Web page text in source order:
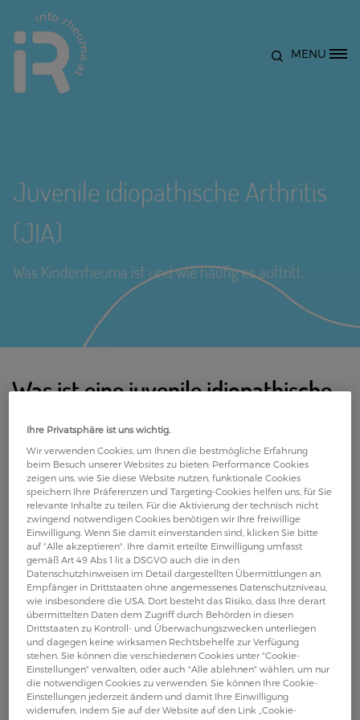
Site Logo MENU
Juvenile idiopathische Arthritis
(JIA)
Was Kinderrheuma ist und wie häufig es auftritt.
Was ist eine juvenile idiopathische
Arthritis?
Sind Kinder und Jugendliche unter 16 Jahren von
einer entzündlich-rheumatischen Erkrankung
betroffen, sprechen Mediziner von einer juvenilen
idiopathische Arthritis, kurz JIA. Juvenil steht
für „jugendlich“, idiopathisch bedeutet, dass die
Ursache nicht feststellbar ist. Eine Arthritis ist eine
Gelenkentzündung.
In Österreich leiden rund 1 700 Kinder an einer
rheumatisch-entzündlichen Gelenkserkrankung,
jedes Jahr kommen rund 140 Neuerkrankungen
hinzu.1Zur juvenilen idiopathischen Arthritis gehören
verschiedene Untergruppen von Kinderrheuma:
Ihre Privatsphäre ist uns wichtig.
Wir verwenden Cookies, um Ihnen die bestmögliche Erfahrung
beim Besuch unserer Websites zu bieten: Performance Cookies
zeigen uns, wie Sie diese Website nutzen, funktionale Cookies
speichern Ihre Präferenzen und Targeting-Cookies helfen uns, für Sie
relevante Inhalte zu teilen. Für die Aktivierung der technisch nicht
zwingend notwendigen Cookies benötigen wir Ihre freiwillige
Einwilligung. Wenn Sie damit einverstanden sind, klicken Sie bitte
auf "Alle akzeptieren". Ihre damit erteilte Einwilligung umfasst
gemäß Art 49 Abs 1 lit a DSGVO auch die in den
Datenschutzhinweisen im Detail dargestellten Übermittlungen an
Empfänger in Drittstaaten ohne angemessenes Datenschutzniveau,
wie insbesondere die USA. Dort besteht das Risiko, dass Ihre derart
übermittelten Daten dem Zugriff durch Behörden in diesen
Drittstaaten zu Kontroll- und Überwachungszwecken unterliegen
und dagegen keine wirksamen Rechtsbehelfe zur Verfügung
stehen. Sie können die verschiedenen Cookies unter "Cookie-
Einstellungen" verwalten, oder auch "Alle ablehnen" wählen, um nur
die notwendigen Cookies zu verwenden. Sie können Ihre Cookie-
Einstellungen jederzeit ändern und damit Ihre Einwilligung
widerrufen, indem Sie auf der Website auf den Link „Cookie-